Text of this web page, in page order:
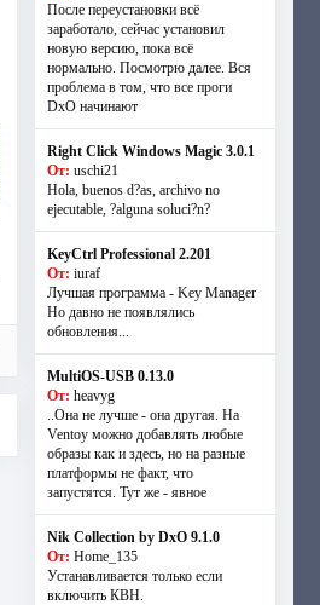
После переустановки всё
заработало, сейчас установил
новую версию, пока всё
нормально. Посмотрю далее. Вся
проблема в том, что все проги
DxO начинают
Right Click Windows Magic 3.0.1
От: uschi21
Hola, buenos d?as, archivo no
ejecutable, ?alguna soluci?n?
KeyCtrl Professional 2.201
От: iuraf
Лучшая программа - Key Manager
Но давно не появлялись
обновления...
MultiOS-USB 0.13.0
От: heavyg
..Она не лучше - она другая. На
Ventoy можно добавлять любые
образы как и здесь, но на разные
платформы не факт, что
запустятся. Тут же - явное
Nik Collection by DxO 9.1.0
От: Home_135
Устанавливается только если
включить КВН.